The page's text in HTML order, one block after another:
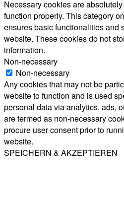
Necessary cookies are
function properly. This category
ensures basic functionalities and
website. These cookies do not
information.
Non-necessary
Non-necessary
Any cookies that may not be
website to function and is used
personal data via analytics, ads,
are termed as non-necessary
procure user consent prior to
website.
SPEICHERN & AKZEPTIEREN